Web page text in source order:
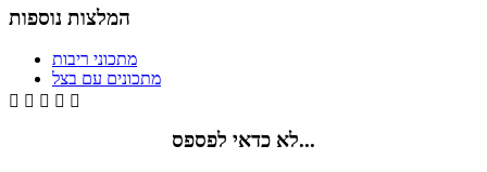
המלצות נוספות
מתכוני ריבות
מתכונים עם בצל
    
לא כדאי לפספס...